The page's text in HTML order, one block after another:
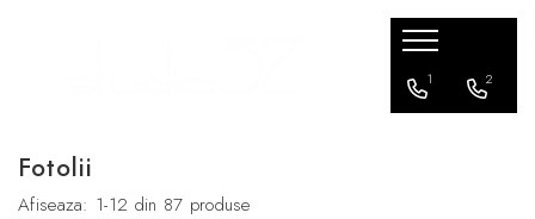
Canapele
Comode
Scaune bar
Fotolii
Lampadare
Lampi suspendate
1 2
Fotolii
Afiseaza: 1-12 din 87 produse